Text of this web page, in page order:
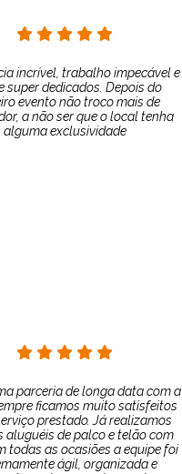
incrível, trabalho impecável e
super dedicados. Depois do
evento não troco mais de
a não ser que o local tenha
alguma exclusividade
parceria de longa data com a
ficamos muito satisfeitos
prestado. Já realizamos
aluguéis de palco e telão com
todas as ocasiões a equipe foi
ágil, organizada e